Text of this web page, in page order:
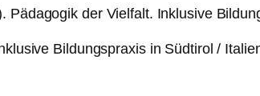
Pädagogik der Vielfalt. Inklusive
Bildungspraxis in Südtirol /